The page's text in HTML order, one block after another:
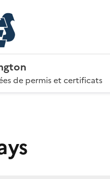
de permis et certificats